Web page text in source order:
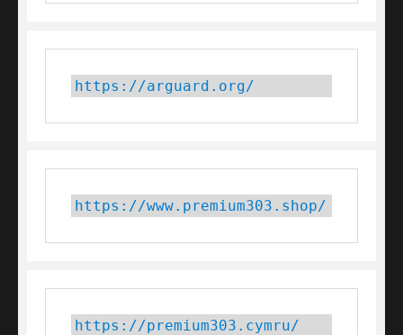
https://arguard.org/
https://www.premium303.shop/
https://premium303.cymru/